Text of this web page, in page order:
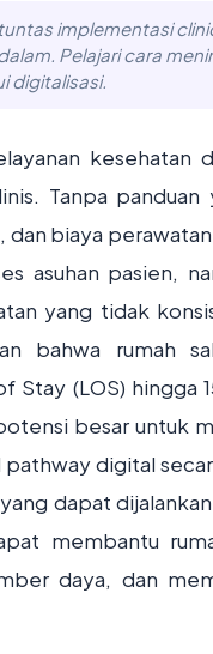
implementasi
Pelajari cara
digitalisasi.
kesehatan
Tanpa
dan biaya
asuhan pasien,
yang tidak
bahwa rumah
Stay (LOS) hingga
besar untuk
digital
dapat
membantu
daya, dan